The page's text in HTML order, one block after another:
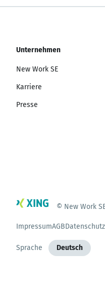
Unternehmen
New Work SE
Karriere
Presse
© New Work
ImpressumAGB
Sprache Deutsch